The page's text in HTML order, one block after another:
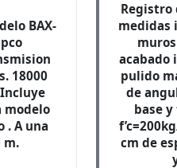
BAX-
18000
Incluye
modelo
. A una
m.
Registro
medidas
acabado
pulido
de
base
cm de